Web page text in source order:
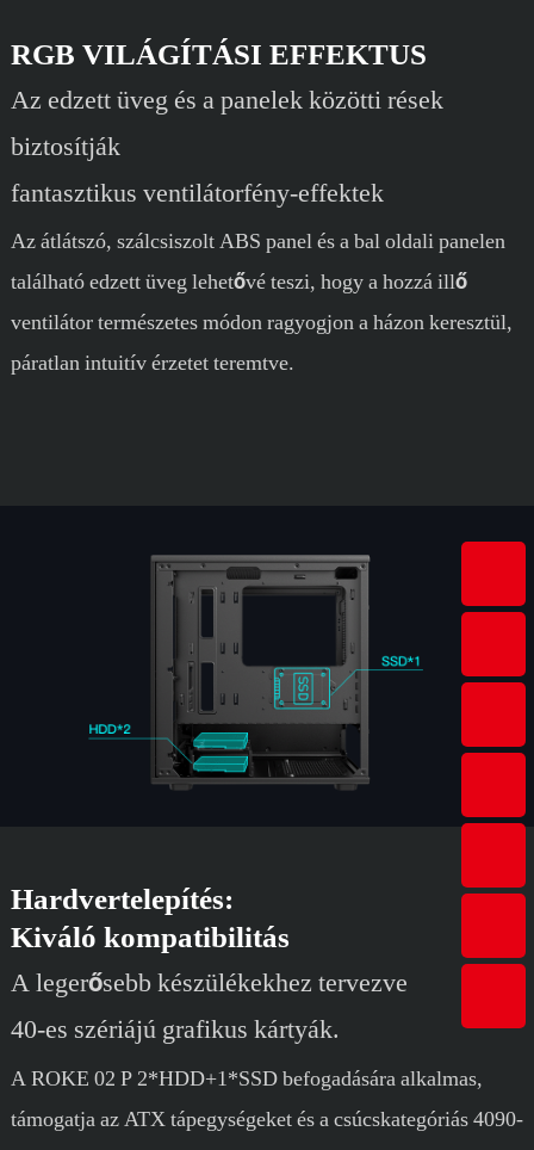
RGB VILÁGÍTÁSI EFFEKTUS
Az edzett üveg és a panelek közötti rések
biztosítják
fantasztikus ventilátorfény-effektek
Az átlátszó, szálcsiszolt ABS panel és a bal oldali panelen
található edzett üveg lehetővé teszi, hogy a hozzá illő
ventilátor természetes módon ragyogjon a házon keresztül,
páratlan intuitív érzetet teremtve.
Hardvertelepítés:
Kiváló kompatibilitás
A legerősebb készülékekhez tervezve
40-es szériájú grafikus kártyák.
A ROKE 02 P 2*HDD+1*SSD befogadására alkalmas,
támogatja az ATX tápegységeket és a csúcskategóriás 4090-